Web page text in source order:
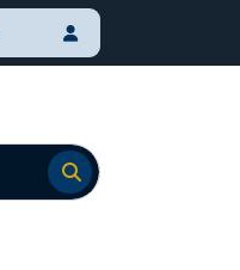
Ir para o resultado